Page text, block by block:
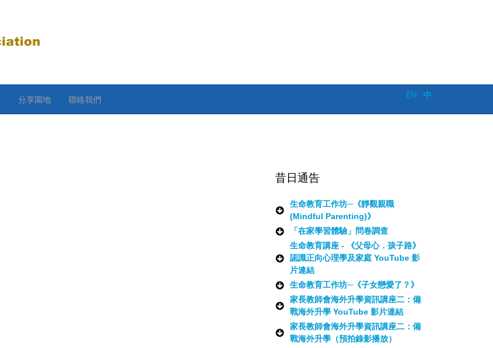
分享園地 聯絡我們 EN 中
昔日通告
生命教育工作坊─《靜觀親職
(Mindful Parenting)》
「在家學習體驗」問卷調查
生命教育講座 - 《父母心．孩子路》
認識正向心理學及家庭 YouTube 影
片連結
生命教育工作坊─《子女戀愛了？》
家長教師會海外升學資訊講座二：備
戰海外升學 YouTube 影片連結
家長教師會海外升學資訊講座二：備
戰海外升學（預拍錄影播放）